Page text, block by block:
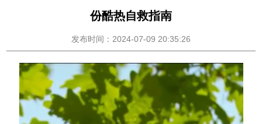
份酷热自救指南
发布时间：2024-07-09 20:35:26